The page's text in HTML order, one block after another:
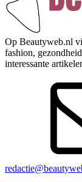
Op Beautyweb.nl
fashion,
interessante